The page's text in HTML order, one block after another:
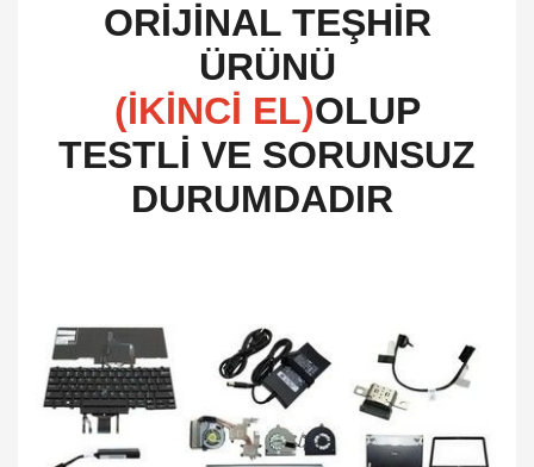
ORİJİNAL TEŞHİR
ÜRÜNÜ
(İKİNCİ EL)OLUP
TESTLİ VE SORUNSUZ
DURUMDADIR